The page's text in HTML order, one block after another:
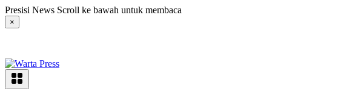
Langsung
ke
konten
Presisi News Scroll ke bawah untuk membaca
×